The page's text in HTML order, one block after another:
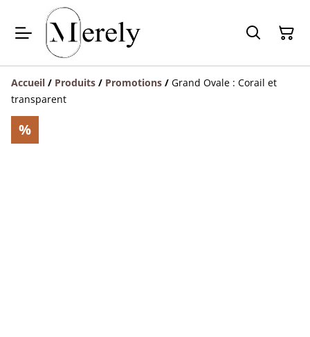
Accueil / Produits / Promotions / Grand Ovale : Corail et
transparent
%